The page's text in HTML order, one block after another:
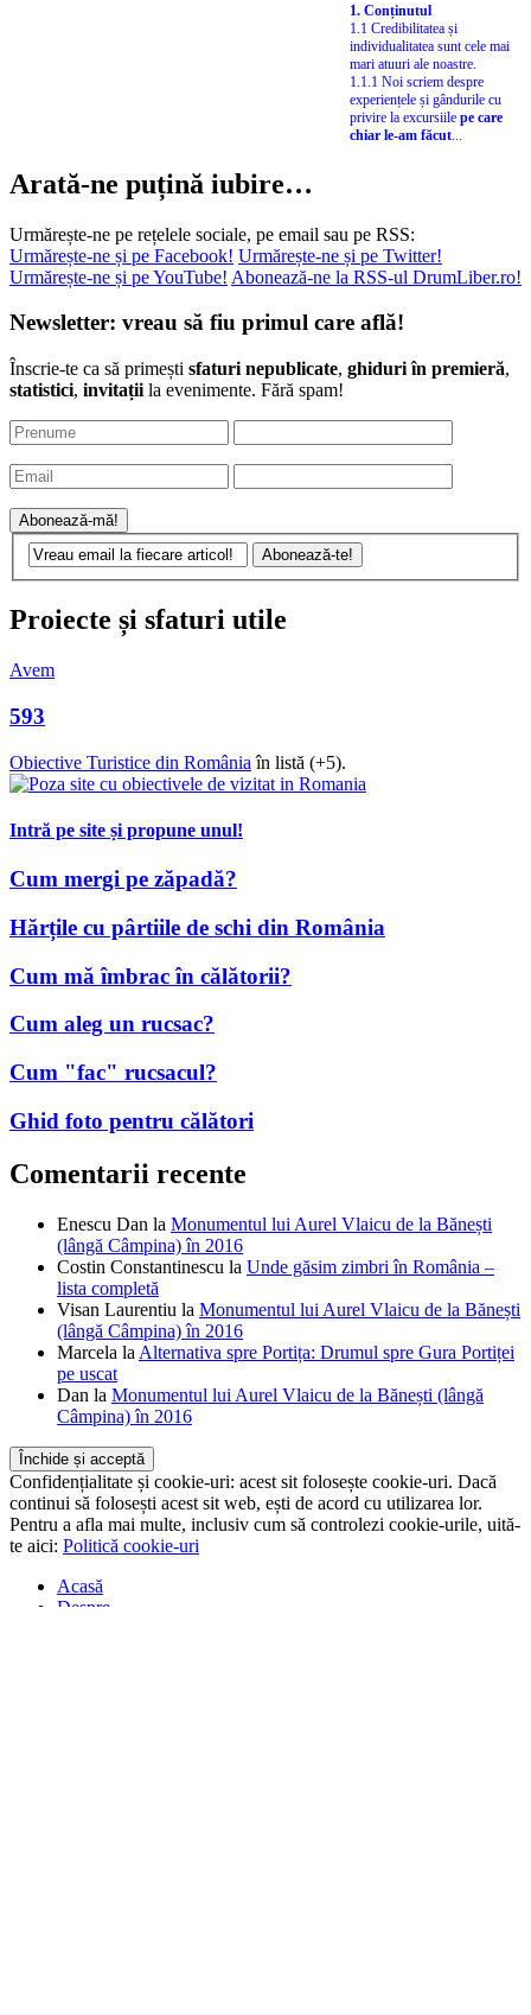
1. Conținutul
1.1 Credibilitatea și
individualitatea sunt cele mai
mari atuuri ale noastre.
1.1.1 Noi scriem despre
experiențele și gândurile cu
privire la excursiile pe care
chiar le-am făcut
Arată-ne puțină iubire…
Urmărește-ne pe rețelele sociale, pe email sau pe RSS:
Urmărește-ne și pe Facebook! Urmărește-ne și pe Twitter!
Urmărește-ne și pe YouTube! Abonează-ne la RSS-ul DrumLiber.ro!
Newsletter: vreau să fiu primul care află!
Înscrie-te ca să primești sfaturi nepublicate, ghiduri în premieră,
statistici, invitații la evenimente. Fără spam!
Proiecte și sfaturi utile
Avem
593
Obiective Turistice din România în listă (+5).
Intră pe site și propune unul!
Cum mergi pe zăpadă?
Hărțile cu pârtiile de schi din România
Cum mă îmbrac în călătorii?
Cum aleg un rucsac?
Cum "fac" rucsacul?
Ghid foto pentru călători
Comentarii recente
Enescu Dan la Monumentul lui Aurel Vlaicu de la Bănești
(lângă Câmpina) în 2016
Costin Constantinescu la Unde găsim zimbri în România –
lista completă
Visan Laurentiu la Monumentul lui Aurel Vlaicu de la Bănești
(lângă Câmpina) în 2016
Marcela la Alternativa spre Portița: Drumul spre Gura Portiței
pe uscat
Dan la Monumentul lui Aurel Vlaicu de la Bănești (lângă
Câmpina) în 2016
Confidențialitate și cookie-uri: acest sit folosește cookie-uri. Dacă
continui să folosești acest sit web, ești de acord cu utilizarea lor.
Pentru a afla mai multe, inclusiv cum să controlezi cookie-urile, uită-
te aici: Politică cookie-uri
Acasă
Despre